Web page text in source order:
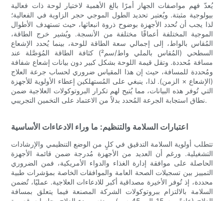
يُعدّ فهم مواصفات الجهاز أمرًا بالغ الأهمية لاختيار لوحة ذات فعالية
بيولوجية مثبتة. ويُعتبر تحديد الطول الموجي حجر الزاوية في الفعالية؛
لذا يجب أن تُحدد الأجهزة بوضوح ذروة انبعاثها، حيث تستهدف الأطوال
الموجية المختلفة أعماقًا مختلفة من الأنسجة. ويُشير خرج الطاقة،
المُقاس بالواط، إلى إجمالي سعة الطاقة للوحة، بينما يُحدد الإشعاع
السطحي (المُقاس بالملي واط/سم²) كثافة الطاقة المُوَصَّلة عند
مسافة مُحددة. وتقل قيمة اللوحة بشكل كبير دون بيانات إشعاع شفافة
ومُحددة للمسافة، حيث إن هذا المقياس ضروري لحساب جرعة العلاج
(الإشعاع × الزمن). لذا، ينبغي على المُستهلكين إعطاء الأولوية للأجهزة
التي تُوفر هذه البيانات، مما يُتيح لهم تكرار البروتوكولات العلاجية ضمن
نطاق استجابة الجرعة المُحدد بدلاً من الاعتماد على التخمين التجريبي.
اعتبارات السلامة والتنظيم: ما وراء الادعاءات الأساسية
تتطلب أولوية السلامة التدقيق في كلٍ من الوضع التنظيمي والإرشادات
التشغيلية. ورغم أن العديد من الأجهزة مُدرجة ضمن قائمة الأجهزة
الحاصلة على موافقة إدارة الغذاء والدواء الأمريكية، فمن الضروري
التمييز بين تسجيلات الصحة العامة والموافقات الخاصة بمؤشرات طبية
محددة، إذ تُوفر الأخيرة مصداقية أكبر للادعاءات العلاجية. عمليًا، تُضمن
السلامة بالالتزام ببروتوكولات الشركة المصنعة فيما يتعلق بمسافة